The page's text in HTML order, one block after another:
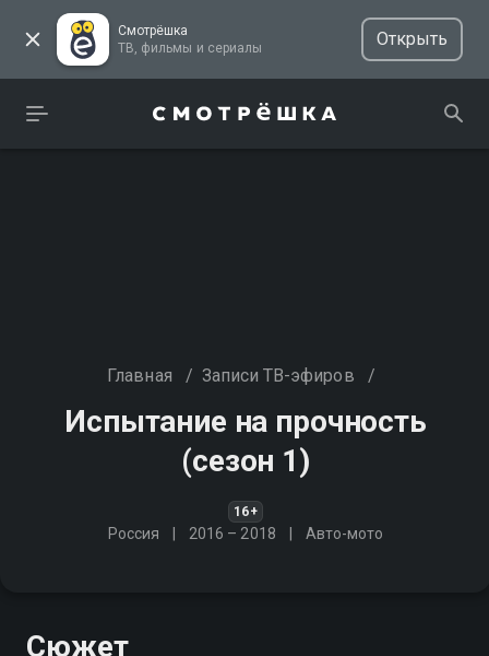
Смотрёшка
ТВ, фильмы и сериалы
Открыть
Главная / Записи ТВ-эфиров /
Испытание на прочность
(сезон 1)
16+
Россия 2016 – 2018 Авто-мото
Сюжет